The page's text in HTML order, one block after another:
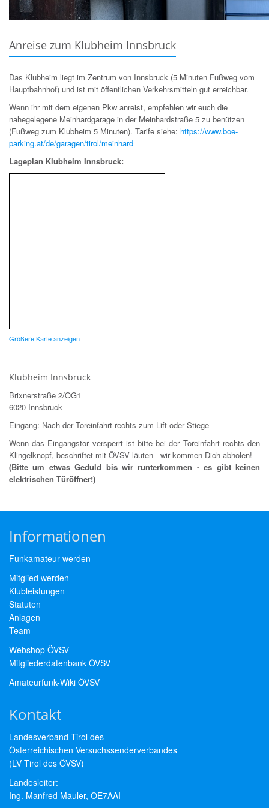
Anreise zum Klubheim Innsbruck
Das Klubheim liegt im Zentrum von Innsbruck (5 Minuten Fußweg vom
Hauptbahnhof) und ist mit öffentlichen Verkehrsmitteln gut erreichbar.
Wenn ihr mit dem eigenen Pkw anreist, empfehlen wir euch die
nahegelegene Meinhardgarage in der Meinhardstraße 5 zu benützen
(Fußweg zum Klubheim 5 Minuten). Tarife siehe: https://www.boe-
parking.at/de/garagen/tirol/meinhard
Lageplan Klubheim Innsbruck:
Größere Karte anzeigen
Klubheim Innsbruck
Brixnerstraße 2/OG1
6020 Innsbruck
Eingang: Nach der Toreinfahrt rechts zum Lift oder Stiege
Wenn das Eingangstor versperrt ist bitte bei der Toreinfahrt rechts den
Klingelknopf, beschriftet mit ÖVSV läuten - wir kommen Dich abholen!
(Bitte um etwas Geduld bis wir runterkommen - es gibt keinen
elektrischen Türöffner!)
Informationen
Funkamateur werden
Mitglied werden
Klubleistungen
Statuten
Anlagen
Team
Webshop ÖVSV
Mitgliederdatenbank ÖVSV
Amateurfunk-Wiki ÖVSV
Kontakt
Landesverband Tirol des
Österreichischen Versuchssenderverbandes
(LV Tirol des ÖVSV)
Landesleiter:
Ing. Manfred Mauler, OE7AAI